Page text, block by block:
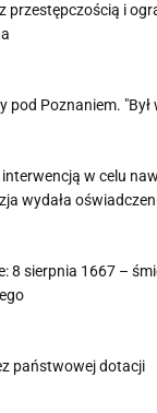
przestępczością i
pod Poznaniem. "Był
w celu
wydała
8 sierpnia 1667 –
państwowej dotacji